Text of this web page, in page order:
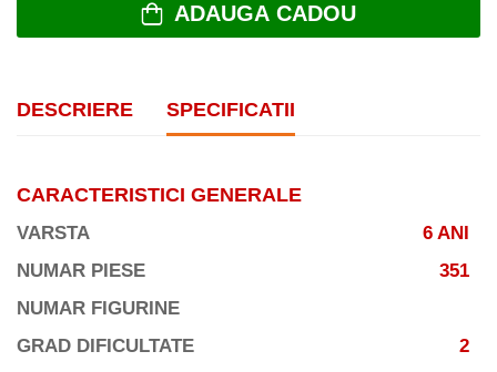
ADAUGA CADOU
DESCRIERE SPECIFICATII
CARACTERISTICI GENERALE
VARSTA
6 ANI
NUMAR PIESE
351
NUMAR FIGURINE
GRAD DIFICULTATE
2